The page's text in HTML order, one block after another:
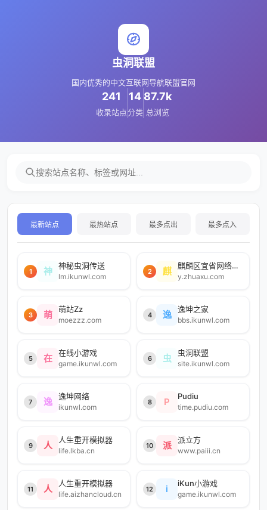
虫洞联盟
国内优秀的中文互联网导航联盟官网
241
收录站点
14
分类
87.7k
总浏览
最新站点 最热站点 最多点出 最多点入
1 神 神秘虫洞传送
lm.ikunwl.com
2 麒 麒麟区宜省网络工作室
y.zhuaxu.com
3 萌 萌站Zz
moezzz.com
4 逸 逸坤之家
bbs.ikunwl.com
5 在 在线小游戏
game.ikunwl.com
6 虫 虫洞联盟
site.ikunwl.com
7 逸 逸坤网络
ikunwl.com
8 P Pudiu
time.pudiu.com
9 人 人生重开模拟器
life.lkba.cn
10 派 派立方
www.paiii.cn
11 人 人生重开模拟器
life.aizhancloud.cn
12 i iKun小游戏
game.ikunwl.com